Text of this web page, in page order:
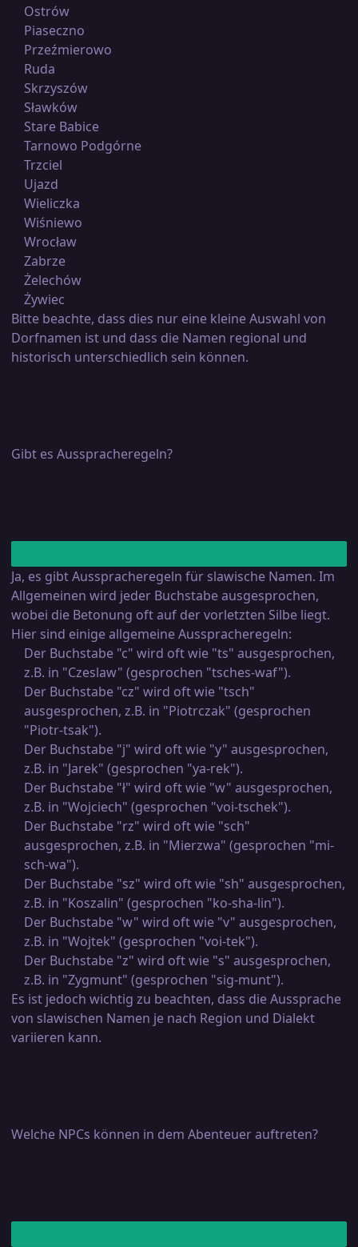
Ostrów
Piaseczno
Przeźmierowo
Ruda
Skrzyszów
Sławków
Stare Babice
Tarnowo Podgórne
Trzciel
Ujazd
Wieliczka
Wiśniewo
Wrocław
Zabrze
Żelechów
Żywiec
Bitte beachte, dass dies nur eine kleine Auswahl von
Dorfnamen ist und dass die Namen regional und
historisch unterschiedlich sein können.
Gibt es Ausspracheregeln?
Ja, es gibt Ausspracheregeln für slawische Namen. Im
Allgemeinen wird jeder Buchstabe ausgesprochen,
wobei die Betonung oft auf der vorletzten Silbe liegt.
Hier sind einige allgemeine Ausspracheregeln:
Der Buchstabe "c" wird oft wie "ts" ausgesprochen,
z.B. in "Czeslaw" (gesprochen "tsches-waf").
Der Buchstabe "cz" wird oft wie "tsch"
ausgesprochen, z.B. in "Piotrczak" (gesprochen
"Piotr-tsak").
Der Buchstabe "j" wird oft wie "y" ausgesprochen,
z.B. in "Jarek" (gesprochen "ya-rek").
Der Buchstabe "ł" wird oft wie "w" ausgesprochen,
z.B. in "Wojciech" (gesprochen "voi-tschek").
Der Buchstabe "rz" wird oft wie "sch"
ausgesprochen, z.B. in "Mierzwa" (gesprochen "mi-
sch-wa").
Der Buchstabe "sz" wird oft wie "sh" ausgesprochen,
z.B. in "Koszalin" (gesprochen "ko-sha-lin").
Der Buchstabe "w" wird oft wie "v" ausgesprochen,
z.B. in "Wojtek" (gesprochen "voi-tek").
Der Buchstabe "z" wird oft wie "s" ausgesprochen,
z.B. in "Zygmunt" (gesprochen "sig-munt").
Es ist jedoch wichtig zu beachten, dass die Aussprache
von slawischen Namen je nach Region und Dialekt
variieren kann.
Welche NPCs können in dem Abenteuer auftreten?